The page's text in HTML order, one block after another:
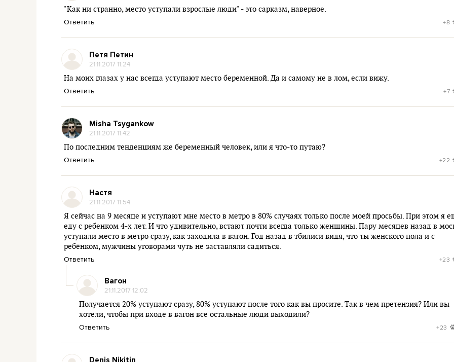
"Как ни странно, место уступали взрослые люди" - это сарказм, наверное.
Ответить +8
Петя Петин
21.11.2017 11:24
На моих глазах у нас всегда уступают место беременной. Да и самому не в лом, если вижу.
Ответить +7
Misha Tsygankow
21.11.2017 11:42
По последним тенденциям же беременный человек, или я что-то путаю?
Ответить +22
Настя
21.11.2017 11:54
Я сейчас на 9 месяце и уступают мне место в метро в 80% случаях только после моей просьбы. При этом я
еду с ребенком 4-х лет. И что удивительно, встают почти всегда только женщины. Пару месяцев назад в
уступали место в метро сразу, как заходила в вагон. Год назад в тбилиси видя, что ты женского пола и с
ребёнком, мужчины уговорами чуть не заставляли садиться.
Ответить +23
Вагон
21.11.2017 12:02
Получается 20% уступают сразу, 80% уступают после того как вы просите. Так в чем претензия? Или вы
хотели, чтобы при входе в вагон все остальные люди выходили?
Ответить +23
Denis Nikitin